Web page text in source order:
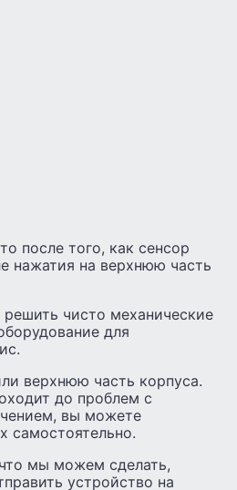
после того, как сенсор
нажатия на верхнюю часть
решить чисто механические
для
верхнюю часть корпуса.
до проблем с
вы можете
самостоятельно.
мы можем сделать,
устройство на